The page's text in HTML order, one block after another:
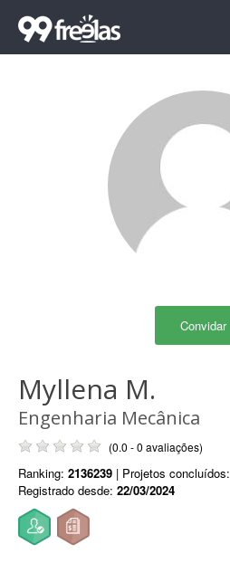
Convidar
Myllena M.
Engenharia Mecânica
(0.0 - 0 avaliações)
Ranking: 2136239 | Projetos concluídos:
Registrado desde: 22/03/2024